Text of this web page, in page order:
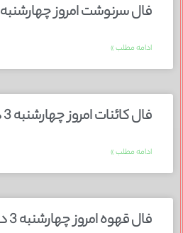
فال سرنوشت امروز چهارشنبه 3 دی 1404
ادامه مطلب »
فال کائنات امروز چهارشنبه 3 دی 1404
ادامه مطلب »
فال قهوه امروز چهارشنبه 3 دی 1404